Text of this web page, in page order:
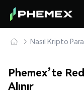
Nasıl Kripto Para
Phemex’te
Alınır